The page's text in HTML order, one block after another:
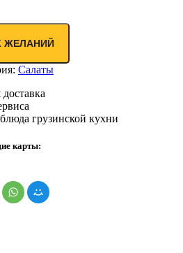
ЖЕЛАНИЙ
Салаты
грузинской кухни
карты: